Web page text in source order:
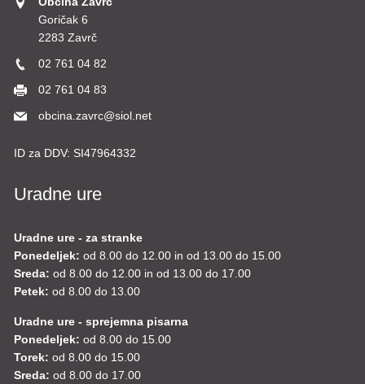
Občina Zavrč
Goričak 6
2283 Zavrč
02 761 04 82
02 761 04 83
obcina.zavrc@siol.net
ID za DDV: SI47964332
Uradne ure
Uradne ure - za stranke
Ponedeljek: od 8.00 do 12.00 in od 13.00 do 15.00
Sreda: od 8.00 do 12.00 in od 13.00 do 17.00
Petek: od 8.00 do 13.00
Uradne ure - sprejemna pisarna
Ponedeljek: od 8.00 do 15.00
Torek: od 8.00 do 15.00
Sreda: od 8.00 do 17.00